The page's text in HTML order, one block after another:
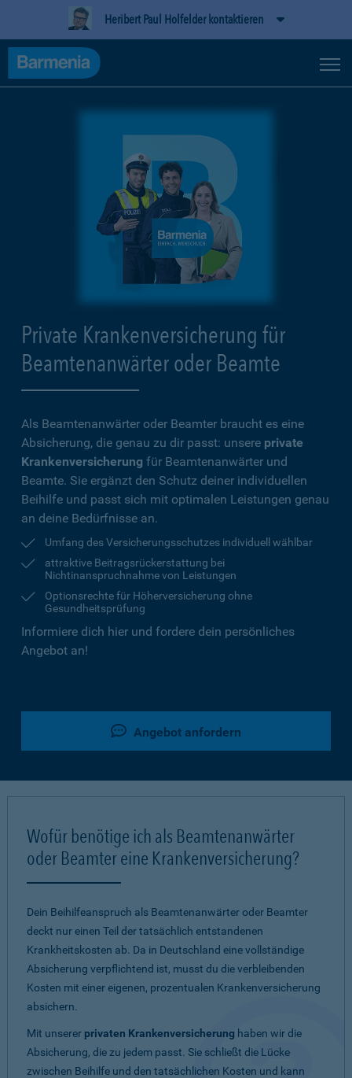
Heribert Paul Holfelder kontaktieren
Private Krankenversicherung für
Beamtenanwärter oder Beamte
Als Beamtenanwärter oder Beamter braucht es eine
Absicherung, die genau zu dir passt: unsere private
Krankenversicherung für Beamtenanwärter und
Beamte. Sie ergänzt den Schutz deiner individuellen
Beihilfe und passt sich mit optimalen Leistungen genau
an deine Bedürfnisse an.
Umfang des Versicherungsschutzes individuell wählbar
attraktive Beitragsrückerstattung bei
Nichtinanspruchnahme von Leistungen
Optionsrechte für Höherversicherung ohne
Gesundheitsprüfung
Informiere dich hier und fordere dein persönliches
Angebot an!
Angebot anfordern
Wofür benötige ich als Beamtenanwärter
oder Beamter eine Krankenversicherung?
Dein Beihilfeanspruch als Beamtenanwärter oder Beamter
deckt nur einen Teil der tatsächlich entstandenen
Krankheitskosten ab. Da in Deutschland eine vollständige
Absicherung verpflichtend ist, musst du die verbleibenden
Kosten mit einer eigenen, prozentualen Krankenversicherung
absichern.
Mit unserer privaten Krankenversicherung haben wir die
Absicherung, die zu jedem passt. Sie schließt die Lücke
zwischen Beihilfe und den tatsächlichen Kosten und kann